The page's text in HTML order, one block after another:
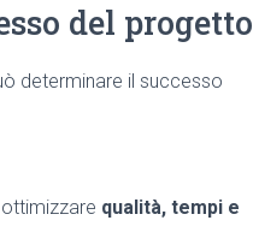
del progetto
determinare il successo
qualità, tempi e